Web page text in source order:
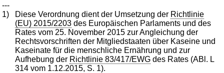
---
1)
Diese Verordnung dient der Umsetzung der Richtlinie
(EU) 2015/2203 des Europäischen Parlaments und des
Rates vom 25. November 2015 zur Angleichung der
Rechtsvorschriften der Mitgliedstaaten über Kaseine und
Kaseinate für die menschliche Ernährung und zur
Aufhebung der Richtlinie 83/417/EWG des Rates (ABl. L
314 vom 1.12.2015, S. 1).